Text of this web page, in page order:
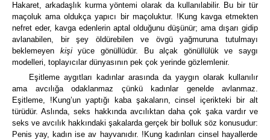
Hakaret, arkadaşlık kurma yöntemi olarak da kullanılabilir. Bu bir tür
maçoluk ama oldukça yapıcı bir maçoluktur. !Kung kavga etmekten
nefret eder, kavga edenlerin aptal olduğunu düşünür; ama dışarı gidip
avlanabilen, bir şey öldürebilen ve övgü yağmuruna tutulmayı
beklemeyen kişiyüce gönüllüdür. Bu alçak gönüllülük ve saygı
modelleri, toplayıcılar dünyasının pek çok yerinde gözlemlenir.
Eşitleme aygıtları kadınlar arasında da yaygın olarak kullanılır
ama avcılığa odaklanmaz çünkü kadınlar genelde avlanmaz.
Eşitleme, !Kung’un yaptığı kaba şakaların, cinsel içerikteki bir alt
türüdür. Aslında, seks hakkında avcılıktan daha çok şaka vardır ve
seks ve avcılık hakkındaki şakalarda gerçek bir bolluk söz konusudur:
Penis yay, kadın ise av hayvanıdır. !Kung kadınları cinsel hayallerde